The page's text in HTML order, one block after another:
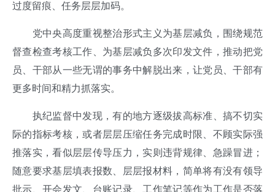
过度留痕、任务层层加码。
党中央高度重视整治形式主义为基层减负，围绕规范
督查检查考核工作、为基层减负多次印发文件，推动把党
员、干部从一些无谓的事务中解脱出来，让党员、干部有
更多时间和精力抓落实。
执纪监督中发现，有的地方逐级拔高标准、搞不切实
际的指标考核，或者层层压缩任务完成时限、不顾实际强
推落实，看似层层传导压力，实则违背规律、急躁冒进；
随意要求基层填表报数、层层报材料，简单将有没有领导
批示、开会发文、台账记录、工作笔记等作为工作是否落